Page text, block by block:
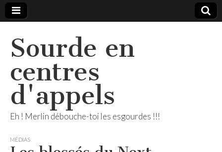
Sourde en
centres
d'appels
Eh ! Merlin débouche-toi les esgourdes !!!
MÉDIAS